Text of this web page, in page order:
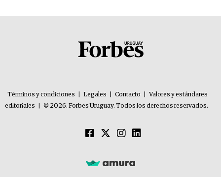
Términos y condiciones Legales Contacto
Valores y estándares
editoriales
© 2026. Forbes Uruguay. Todos los derechos reservados.